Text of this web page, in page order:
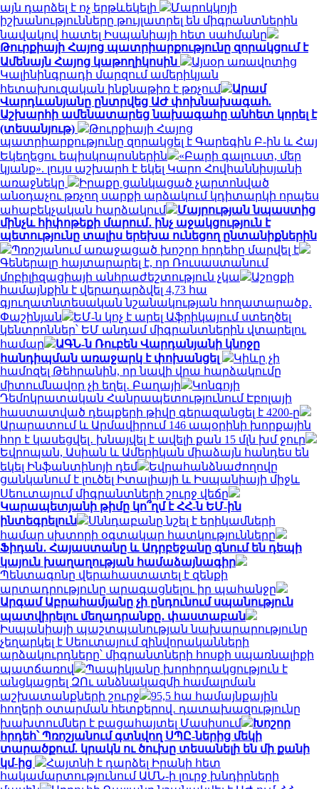
այն դարձել է ոչ երթևեկելի
Մարոկկոյի
իշխանությունները թույլատրել են միգրանտներին
նավակով հատել Իսպանիայի հետ սահմանը
Թուրքիայի Հայոց պատրիարքությունը զորակցում է
Ամենայն Հայոց կաթողիկոսին
Այսօր առավոտից
Կալինինգրադի մարզում ամերիկյան
հետախուզական ինքնաթիռ է թռչում
Արամ
Վարդևանյանը ընտրվեց ԱԺ փոխնախագահ.
Աշխարհի ամենատարեց նախագահը անհետ կորել է
(տեսանյութ)
Թուրքիայի Հայոց
պատրիարքությունը զորակցել է Գարեգին Բ-ին և Հայ
Եկեղեցու եպիսկոպոսներին
«Բարի գալուստ, մեր
կյանք». լույս աշխարհ է եկել Կարո Հովհաննիսյանի
առաջնեկը
Իրաքը ցանկացած չարտոնված
անօդաչու թռչող սարքի արձակում կդիտարկի որպես
ահաբեկչական հարձակում
Մայրության նպաստից
մինչև հիփոթեքի մարում․ ինչ աջակցություն է
պետությունը տալիս երեխա ունեցող ընտանիքներին
Պռոշյանում առաջացած խոշոր հրդեհը մարվել է
Գեներալը հայտարարել է, որ Ռուսաստանում
մոբիլիզացիայի անհրաժեշտություն չկա
Աշոցքի
համայնքին է վերադարձվել 4,73 հա
գյուղատնտեսական նշանակության հողատարածք․
Փաշինյան
ԵՄ-ն կոչ է արել Աֆրիկայում ստեղծել
կենտրոններ՝ ԵՄ անդամ միգրանտներին վտարելու
համար
ԱԳՆ-ն Ռուբեն Վարդանյանի կնոջը
հանդիպման առաջարկ է փոխանցել
Կիևը չի
համոզել Թեհրանին, որ նավի վրա հարձակումը
միտումնավոր չի եղել․ Բաղայի
Կոնգոյի
Դեմոկրատական ​​Հանրապետությունում Էբոլայի
հաստատված դեպքերի թիվը գերազանցել է 4200-ը
Արարատում և Արմավիրում 146 ապօրինի խորքային
հոր է կասեցվել․ խնայվել է ավելի քան 15 մլն խմ ջուր
Եվրոպան, Ասիան և Ամերիկան ​​միաձայն հանդես են
եկել Ինֆանտինոյի դեմ
Եվրահանձնաժողովը
ցանկանում է լուծել Իտալիայի և Իսպանիայի միջև
Սեուտայում միգրանտների շուրջ վեճը
Կարապետյանի թիմը կո՞ղմ է ՀՀ-ն ԵՄ-ին
ինտեգրելուն
Սննդաբանը նշել է երիկամների
համար սխտորի օգտակար հատկությունները
Ֆիդան․ Հայաստանը և Ադրբեջանը գնում են դեպի
կայուն խաղաղության համաձայնագիր
Պենտագոնը վերահաստատել է զենքի
արտադրությունը արագացնելու իր պահանջը
Արգամ Աբրահամյանը չի ընդունում սպանություն
պատվիրելու մեղադրանքը․ փաստաբան
Իսպանիայի պաշտպանության նախարարությունը
չեղարկել է Սեուտայում զինվորականների
արձակուրդները՝ միգրանտների հոսքի սպառնալիքի
պատճառով
Պապիկյանը խորհրդակցություն է
անցկացրել ԶՈւ անձնակազմի համալրման
աշխատանքների շուրջ
95,5 հա համայնքային
հողերի օտարման հետքերով․ դատախազությունը
խախտումներ է բացահայտել Մասիսում
Խոշոր
հրդեհ՝ Պռոշյանում գտնվող ՍՊԸ-ներից մեկի
տարածքում. կրակն ու ծուխը տեսանելի են մի քանի
կմ-ից
Հայտնի է դարձել Իրանի հետ
հակամարտությունում ԱՄՆ-ի լուրջ խնդիրների